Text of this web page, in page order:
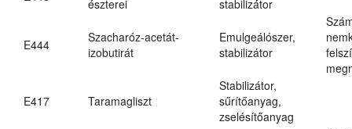
észterei
stabilizátor
E444
Szacharóz-acetát-
izobutirát
Emulgeálószer,
stabilizátor
E417 Taramagliszt
Stabilizátor,
sűrítőanyag,
zselésítőanyag